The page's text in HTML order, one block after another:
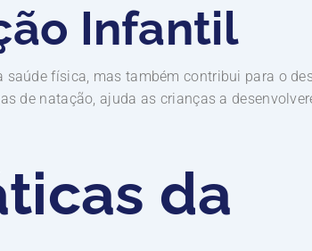
Infantil
física, mas também contribui para o
de natação, ajuda as crianças a
da